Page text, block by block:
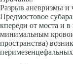
Разрыв аневризмы и
Предмостовое
кпереди от моста и
минимальным
пространства)